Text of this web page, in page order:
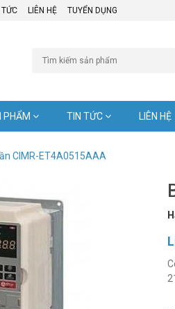
LIÊN HỆ TUYỂN DỤNG
PHẨM TIN TỨC LIÊN HỆ
CIMR-ET4A0515AAA